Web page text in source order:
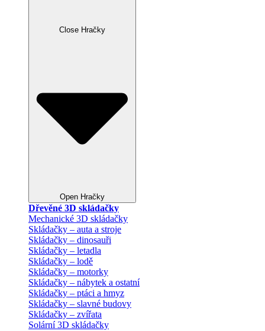
Close Hračky
Open Hračky
Dřevěné 3D skládačky
Mechanické 3D skládačky
Skládačky – auta a stroje
Skládačky – dinosauři
Skládačky – letadla
Skládačky – lodě
Skládačky – motorky
Skládačky – nábytek a ostatní
Skládačky – ptáci a hmyz
Skládačky – slavné budovy
Skládačky – zvířata
Solární 3D skládačky